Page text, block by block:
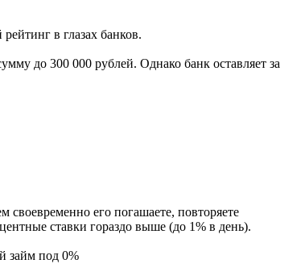
в глазах банков.
до 300 000 рублей. Однако банк оставляет за
его погашаете, повторяете
ставки гораздо выше (до 1% в день).
займ под 0%